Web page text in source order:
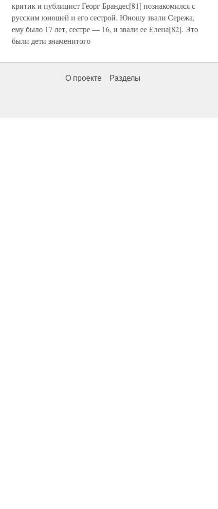
критик и публицист Георг Брандес[81] познакомился с
русским юношей и его сестрой. Юношу звали Сережа,
ему было 17 лет, сестре — 16, и звали ее Елена[82]. Это
были дети знаменитого
О проекте Разделы